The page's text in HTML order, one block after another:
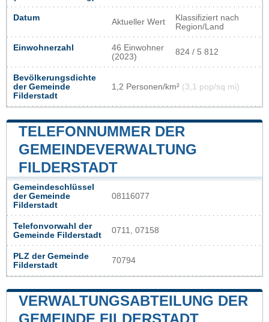
Datum Aktueller Wert
Klassifiziert nach
Region/Land
Einwohnerzahl
46 Einwohner
(2023)
824 / 5 812
Bevölkerungsdichte
der Gemeinde
Filderstadt
1,2 Personen/km² (3,1 pop/sq mi)
TELEFONNUMMER DER
GEMEINDEVERWALTUNG
FILDERSTADT
Gemeindeschlüssel
der Gemeinde
Filderstadt
08116077
Telefonvorwahl der
Gemeinde Filderstadt
0711, 07158
PLZ der Gemeinde
Filderstadt
70794
VERWALTUNGSABTEILUNG DER